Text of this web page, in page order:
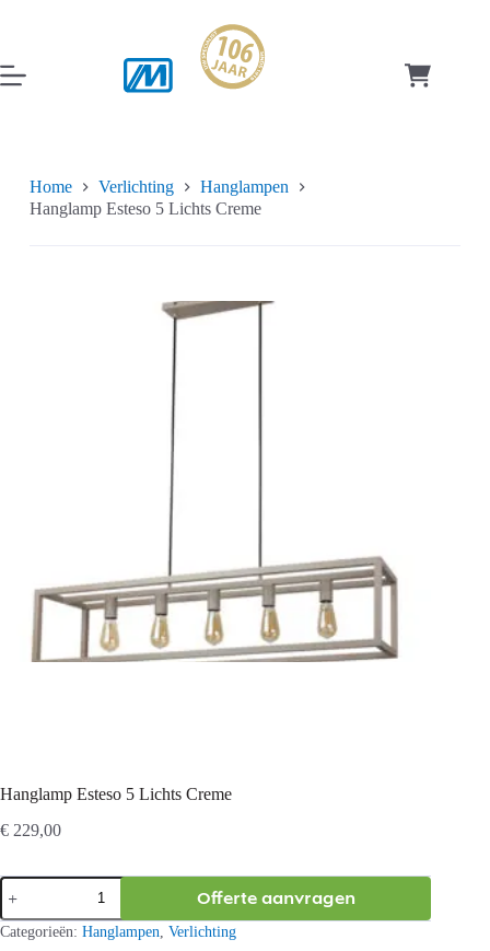
inhoud
Home Verlichting
Hanglampen
Hanglamp Esteso 5 Lichts Creme
Hanglamp Esteso 5 Lichts Creme
€ 229,00
Hanglamp
Esteso
5
Lichts
Offerte aanvragen
Categorieën: Hanglampen Verlichting